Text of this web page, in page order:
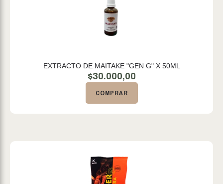
EXTRACTO DE MAITAKE "GEN G" X 50ML
$30.000,00
COMPRAR